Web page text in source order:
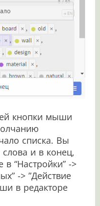
кнопки мыши
списка. Вы
и в конец,
в “Настройки” ->
-> ”Действие
в редакторе